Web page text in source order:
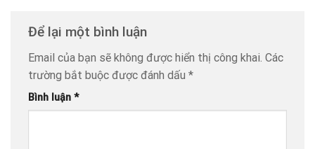
Để lại một bình luận
Email của bạn sẽ không được hiển thị công khai. Các
trường bắt buộc được đánh dấu *
Bình luận *